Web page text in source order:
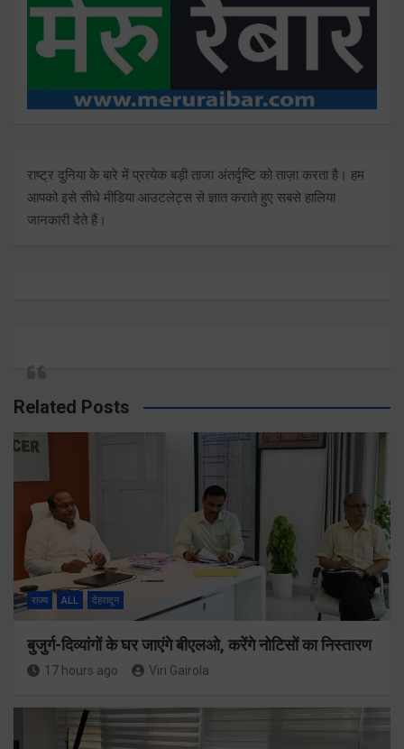
राष्ट्र दुनिया के बारे में प्रत्येक बड़ी ताजा अंतर्दृष्टि को ताज़ा करता है। हम
आपको इसे सीधे मीडिया आउटलेट्स से ज्ञात कराते हुए सबसे हालिया
जानकारी देते हैं।
Related Posts
राज्य ALL देहरादून
बुजुर्ग-दिव्यांगों के घर जाएंगे बीएलओ, करेंगे नोटिसों का निस्तारण
17 hours ago Viri Gairola